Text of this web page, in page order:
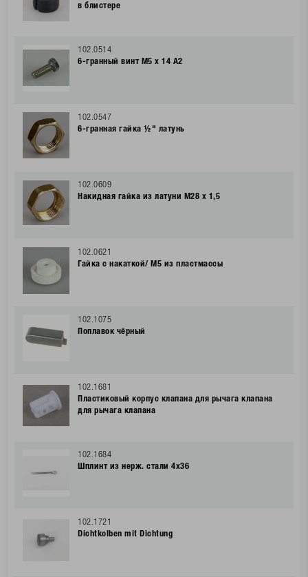
в блистере
102.0514
6-гранный винт М5 x 14 A2
102.0547
6-гранная гайка ½" латунь
102.0609
Накидная гайка из латуни М28 x 1,5
102.0621
Гайка с накаткой/ М5 из пластмассы
102.1075
Поплавок чёрный
102.1681
Пластиковый корпус клапана для рычага клапана
для рычага клапана
102.1684
Шплинт из нерж. стали 4x36
102.1721
Dichtkolben mit Dichtung